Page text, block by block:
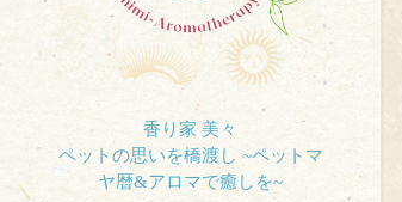
香り家 美々